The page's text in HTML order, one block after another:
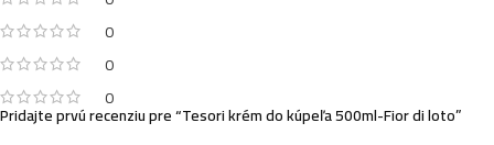
Tesori krém do kúpeľa 500ml-Ayurveda
5,49 4,49
0
0
0
Pridajte prvú recenziu pre “Tesori krém do kúpeľa 500ml-Fior di loto”